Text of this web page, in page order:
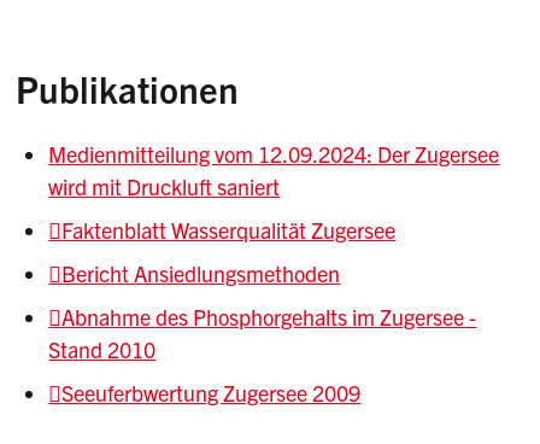
Publikationen
Medienmitteilung vom 12.09.2024: Der Zugersee
wird mit Druckluft saniert
Faktenblatt Wasserqualität Zugersee
Bericht Ansiedlungsmethoden
Abnahme des Phosphorgehalts im Zugersee -
Stand 2010
Seeuferbwertung Zugersee 2009